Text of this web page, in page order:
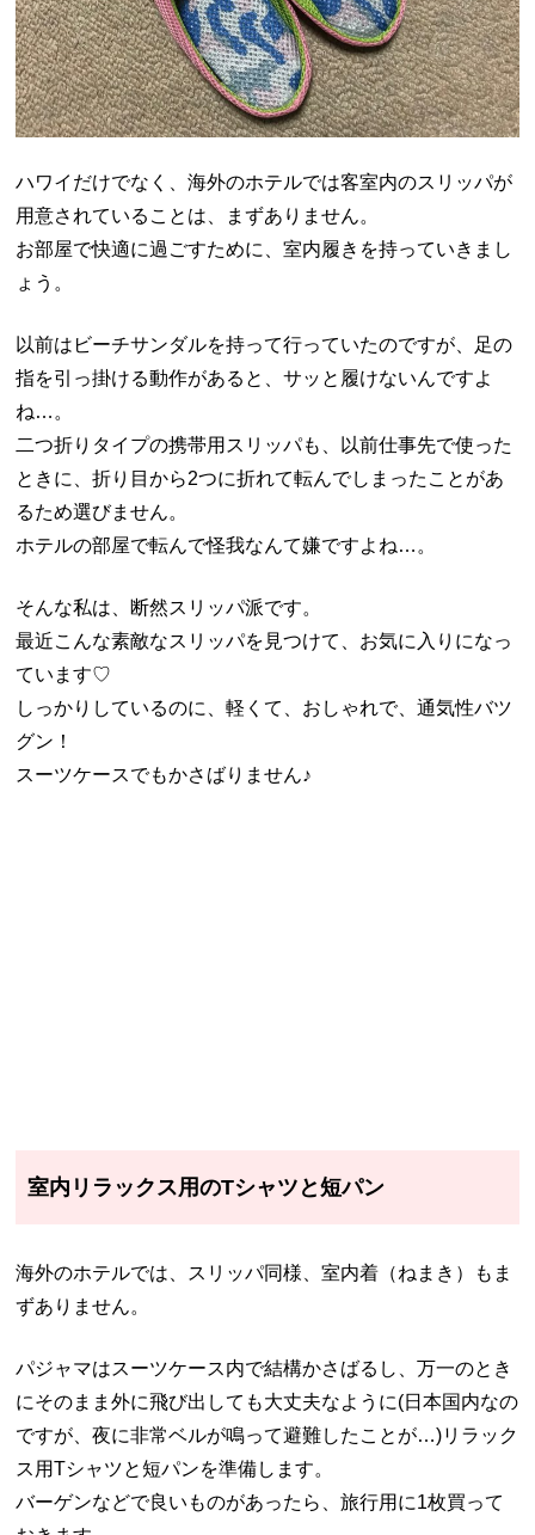
ハワイだけでなく、海外のホテルでは客室内のスリッパが
用意されていることは、まずありません。
お部屋で快適に過ごすために、室内履きを持っていきまし
ょう。
以前はビーチサンダルを持って行っていたのですが、足の
指を引っ掛ける動作があると、サッと履けないんですよ
ね…。
二つ折りタイプの携帯用スリッパも、以前仕事先で使った
ときに、折り目から2つに折れて転んでしまったことがあ
るため選びません。
ホテルの部屋で転んで怪我なんて嫌ですよね…。
そんな私は、断然スリッパ派です。
最近こんな素敵なスリッパを見つけて、お気に入りになっ
ています♡
しっかりしているのに、軽くて、おしゃれで、通気性バツ
グン！
スーツケースでもかさばりません♪
室内リラックス用のTシャツと短パン
海外のホテルでは、スリッパ同様、室内着（ねまき）もま
ずありません。
パジャマはスーツケース内で結構かさばるし、万一のとき
にそのまま外に飛び出しても大丈夫なように(日本国内なの
ですが、夜に非常ベルが鳴って避難したことが…)リラック
ス用Tシャツと短パンを準備します。
バーゲンなどで良いものがあったら、旅行用に1枚買って